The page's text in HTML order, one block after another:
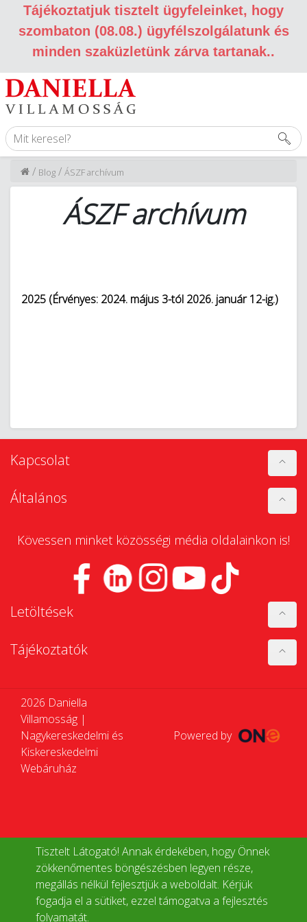
Tisztelt Látogató! Annak érdekében, hogy Önnek
zökkenőmentes böngészésben legyen része,
megállás nélkül fejlesztjük a weboldalt. Kérjük
fogadja el a sütiket, ezzel támogatva a fejlesztés
folyamatát.
Tájékoztatjuk tisztelt ügyfeleinket, hogy
szombaton (08.08.) ügyfélszolgálatunk és
minden szaküzletünk zárva tartanak..
ÁSZF archívum
/
Blog
/
ÁSZF archívum
2025 (Érvényes: 2024. május 3-tól 2026. január 12-ig.)
Kapcsolat
Általános
Kövessen minket közösségi média oldalainkon is!
Letöltések
Tájékoztatók
2026 Daniella
Villamosság |
Nagykereskedelmi és
Kiskereskedelmi
Webáruház
Powered by